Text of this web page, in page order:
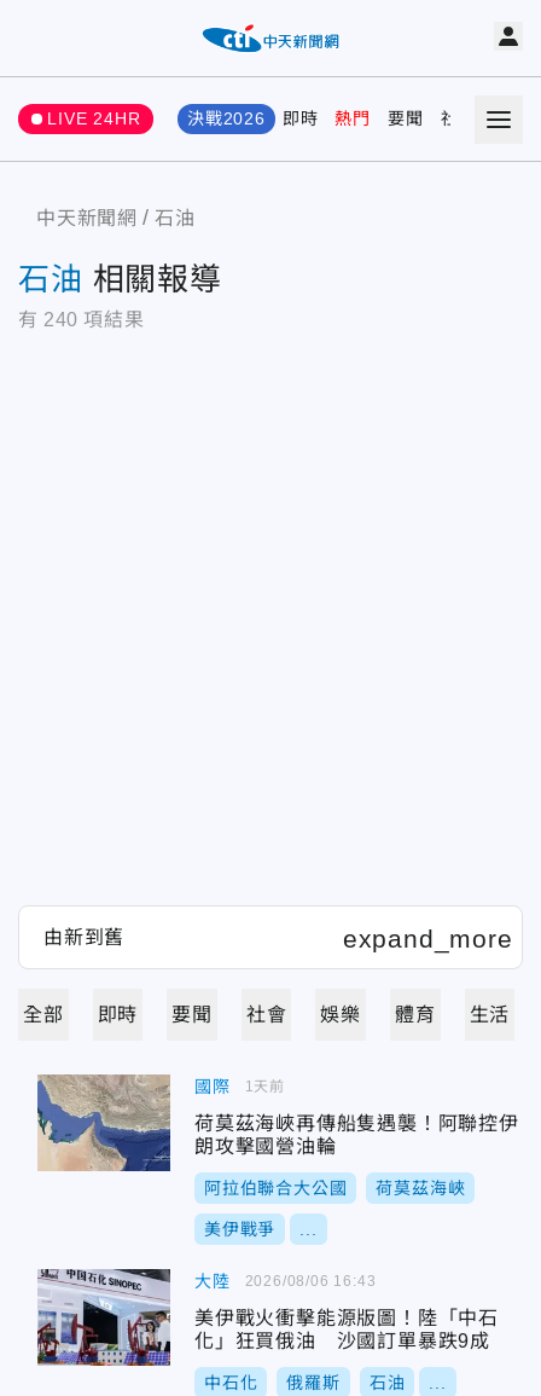
LIVE 24HR 決戰2026 即時 熱門 要聞 社會 娛樂
中天新聞網 石油
石油 相關報導
有 240 項結果
全部 即時 要聞 社會 娛樂 體育 生活
國際
荷莫茲海峽再傳船隻遇襲！阿聯控伊
朗攻擊國營油輪
阿拉伯聯合大公國 荷莫茲海峽
美伊戰爭
1天前
大陸
美伊戰火衝擊能源版圖！陸「中石
化」狂買俄油 沙國訂單暴跌9成
中石化 俄羅斯 石油
2026/08/06 16:43